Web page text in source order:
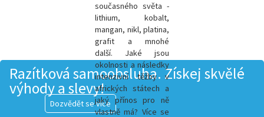
současného světa -
lithium, kobalt,
mangan, nikl, platina,
grafit a mnohé
další. Jaké jsou
okolnosti a následky
intenzivní těžby v
afrických státech a
jaký přínos pro ně
vlastně má? Více se
Razítková samoobsluha. Získej skvělé
výhody a slevy!
Dozvědět se více